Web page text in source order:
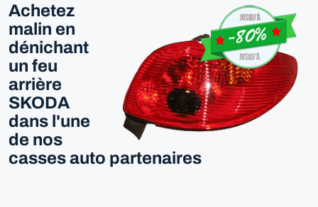
Achetez
malin en
dénichant
un feu
arrière
SKODA
dans l'une
de nos
casses auto partenaires